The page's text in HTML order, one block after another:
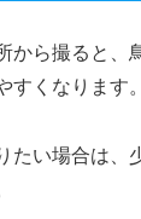
から撮ると、
すくなります。
たい場合は、